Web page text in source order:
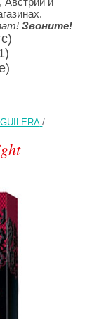
/
Звоните!